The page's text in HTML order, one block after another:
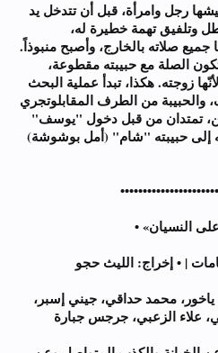
رجل وامرأة، قبل أن تتدخل يد
وتلفيق تهمة خطيرة له،
خلالها جميع صلاته بالخارج، وأصبح منبوذاً.
الصلة مع حبيبته مقطوعة،
زوجته. هكذا، تبدأ عملية البحث
من الطرف المقابلوتجري
تمتدان من قبل دخول "يوسف"
إلى حبيبته "شام" (أمل بوشوشة)
النسيان» •
| • إخراج: الليث حجو
محمد حداقي، جيني إسبر،
علاء الزعبي، جرجس جبارة